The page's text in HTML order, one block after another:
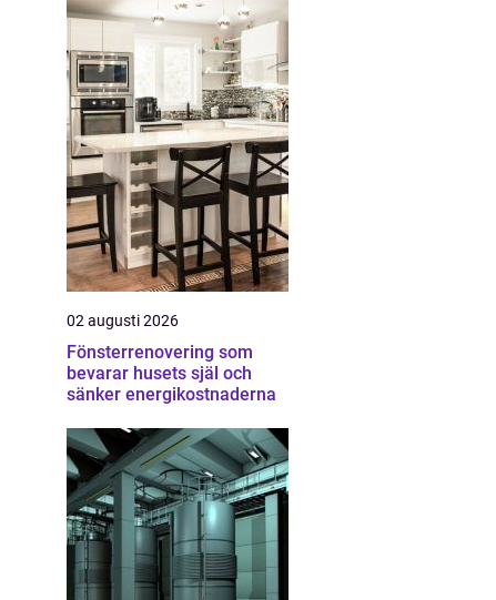
02 augusti 2026
Fönsterrenovering som
bevarar husets själ och
sänker energikostnaderna